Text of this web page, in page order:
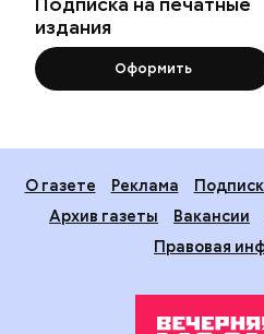
издания
Оформить
О газете Реклама
Архив газеты
Вакансии
Правовая